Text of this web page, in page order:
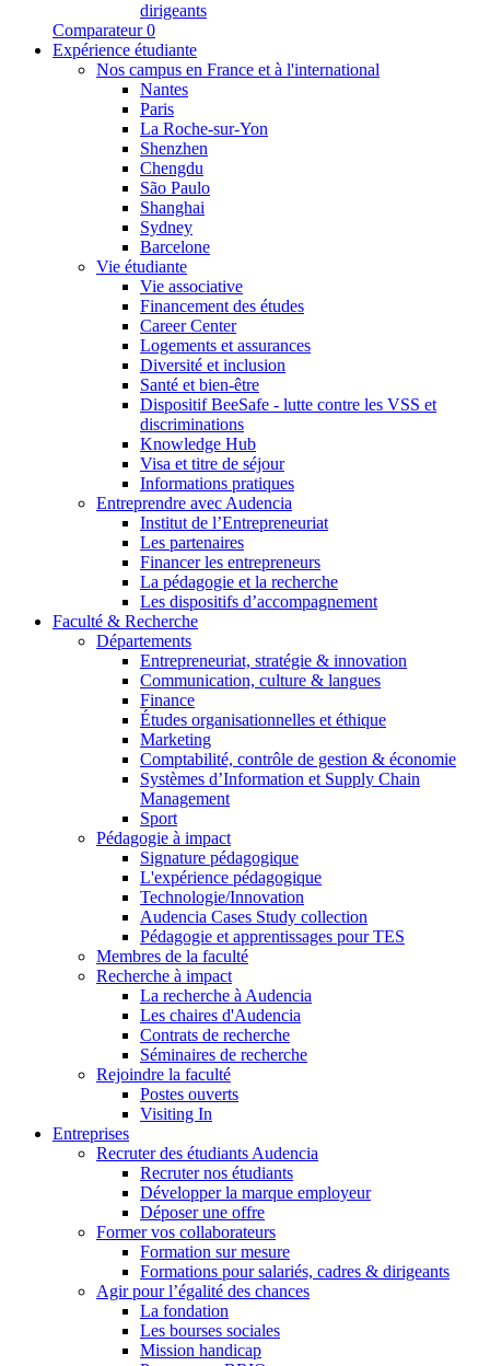
dirigeants
Comparateur 0
Expérience étudiante
Nos campus en France et à l'international
Nantes
Paris
La Roche-sur-Yon
Shenzhen
Chengdu
São Paulo
Shanghai
Sydney
Barcelone
Vie étudiante
Vie associative
Financement des études
Career Center
Logements et assurances
Diversité et inclusion
Santé et bien-être
Dispositif BeeSafe - lutte contre les VSS et
discriminations
Knowledge Hub
Visa et titre de séjour
Informations pratiques
Entreprendre avec Audencia
Institut de l’Entrepreneuriat
Les partenaires
Financer les entrepreneurs
La pédagogie et la recherche
Les dispositifs d’accompagnement
Faculté & Recherche
Départements
Entrepreneuriat, stratégie & innovation
Communication, culture & langues
Finance
Études organisationnelles et éthique
Marketing
Comptabilité, contrôle de gestion & économie
Systèmes d’Information et Supply Chain
Management
Sport
Pédagogie à impact
Signature pédagogique
L'expérience pédagogique
Technologie/Innovation
Audencia Cases Study collection
Pédagogie et apprentissages pour TES
Membres de la faculté
Recherche à impact
La recherche à Audencia
Les chaires d'Audencia
Contrats de recherche
Séminaires de recherche
Rejoindre la faculté
Postes ouverts
Visiting In
Entreprises
Recruter des étudiants Audencia
Recruter nos étudiants
Développer la marque employeur
Déposer une offre
Former vos collaborateurs
Formation sur mesure
Formations pour salariés, cadres & dirigeants
Agir pour l’égalité des chances
La fondation
Les bourses sociales
Mission handicap